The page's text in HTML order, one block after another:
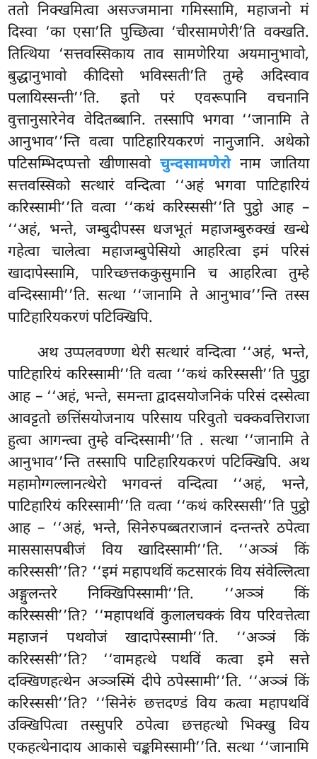
ततो निक्खमित्वा असज्जमाना गमिस्सामि, महाजनो मं
दिस्वा ‘का एसा’ति पुच्छित्वा ‘चीरसामणेरी’ति वक्खति.
तित्थिया ‘सत्तवस्सिकाय ताव सामणेरिया अयमानुभावो,
बुद्धानुभावो कीदिसो भविस्सती’ति तुम्हे अदिस्वाव
पलायिस्सन्ती’’ति. इतो परं एवरूपानि वचनानि
वुत्तानुसारेनेव वेदितब्बानि. तस्सापि भगवा ‘‘जानामि ते
आनुभाव’’न्ति वत्वा पाटिहारियकरणं नानुजानि. अथेको
पटिसम्भिदप्पत्तो खीणासवो चुन्दसामणेरोनाम जातिया
सत्तवस्सिको सत्थारं वन्दित्वा ‘‘अहं भगवा पाटिहारियं
करिस्सामी’’ति वत्वा ‘‘कथं करिस्ससी’’ति पुट्ठो आह –
‘‘अहं, भन्ते, जम्बुदीपस्स धजभूतं महाजम्बुरुक्खं खन्धे
गहेत्वा चालेत्वा महाजम्बुपेसियो आहरित्वा इमं परिसं
खादापेस्सामि, पारिच्छत्तककुसुमानि च आहरित्वा तुम्हे
वन्दिस्सामी’’ति. सत्था ‘‘जानामि ते आनुभाव’’न्ति तस्स
पाटिहारियकरणं पटिक्खिपि.
अथ उप्पलवण्णा थेरी सत्थारं वन्दित्वा ‘‘अहं, भन्ते,
पाटिहारियं करिस्सामी’’ति वत्वा ‘‘कथं करिस्ससी’’ति पुट्ठा
आह – ‘‘अहं, भन्ते, समन्ता द्वादसयोजनिकं परिसं दस्सेत्वा
आवट्टतो छत्तिंसयोजनाय परिसाय परिवुतो चक्कवत्तिराजा
हुत्वा आगन्त्वा तुम्हे वन्दिस्सामी’’ति . सत्था ‘‘जानामि ते
आनुभाव’’न्ति तस्सापि पाटिहारियकरणं पटिक्खिपि. अथ
महामोग्गल्लानत्थेरो भगवन्तं वन्दित्वा ‘‘अहं, भन्ते,
पाटिहारियं करिस्सामी’’ति वत्वा ‘‘कथं करिस्ससी’’ति पुट्ठो
आह – ‘‘अहं, भन्ते, सिनेरुपब्बतराजानं दन्तन्तरे ठपेत्वा
माससासपबीजं विय खादिस्सामी’’ति. ‘‘अञ्ञं किं
करिस्ससी’’ति? ‘‘इमं महापथविं कटसारकं विय संवेल्लित्वा
अङ्गुलन्तरे निक्खिपिस्सामी’’ति. ‘‘अञ्ञं किं
करिस्ससी’’ति? ‘‘महापथविं कुलालचक्कं विय परिवत्तेत्वा
महाजनं पथवोजं खादापेस्सामी’’ति. ‘‘अञ्ञं किं
करिस्ससी’’ति? ‘‘वामहत्थे पथविं कत्वा इमे सत्ते
दक्खिणहत्थेन अञ्ञस्मिं दीपे ठपेस्सामी’’ति. ‘‘अञ्ञं किं
करिस्ससी’’ति? ‘‘सिनेरुं छत्तदण्डं विय कत्वा महापथविं
उक्खिपित्वा तस्सुपरि ठपेत्वा छत्तहत्थो भिक्खु विय
एकहत्थेनादाय आकासे चङ्कमिस्सामी’’ति. सत्था ‘‘जानामि